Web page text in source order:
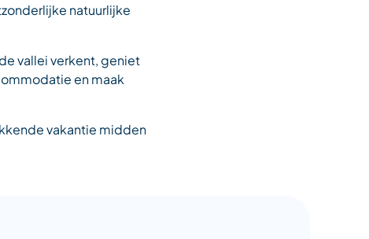
natuurlijke
vallei verkent, geniet
en maak
vakantie midden